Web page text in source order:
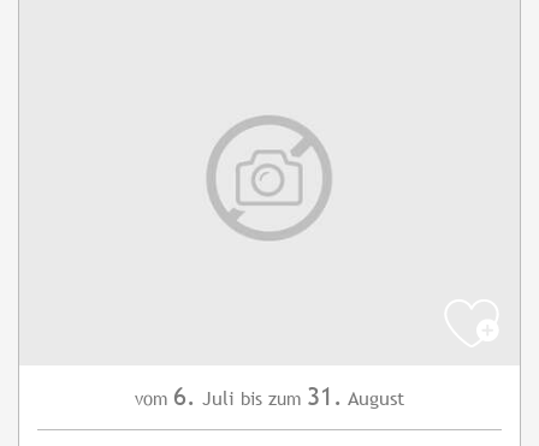
vom 6. Juli bis zum 31. August